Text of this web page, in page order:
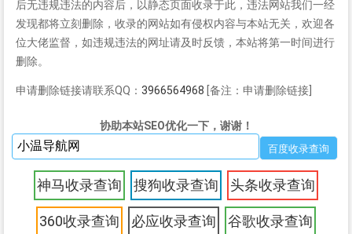
后无违规违法的内容后，以静态页面收录于此，违法网站我们一经
发现都将立刻删除，收录的网站如有侵权内容与本站无关，欢迎各
位大佬监督，如违规违法的网址请及时反馈，本站将第一时间进行
删除。
申请删除链接请联系QQ： 3966564968 [备注：申请删除链接]
协助本站SEO优化一下，谢谢！
神马收录查询 搜狗收录查询 头条收录查询
360收录查询 必应收录查询 谷歌收录查询